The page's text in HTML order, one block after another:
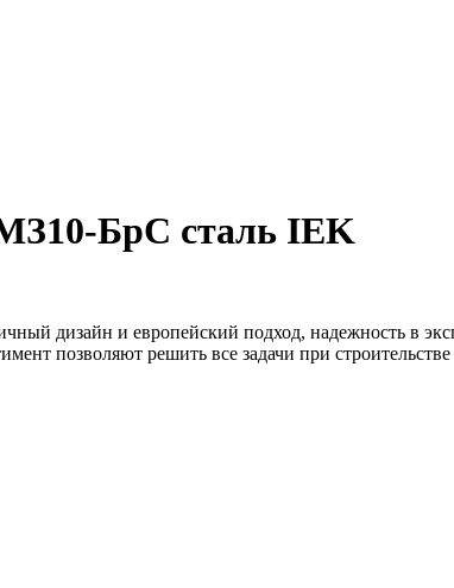
БрС сталь IEK
дизайн и европейский подход, надежность в
позволяют решить все задачи при